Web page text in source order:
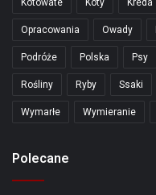
Kotowate Koty Kreda
Opracowania Owady
Podróże Polska Psy
Rośliny Ryby Ssaki
Wymarłe Wymieranie
Polecane